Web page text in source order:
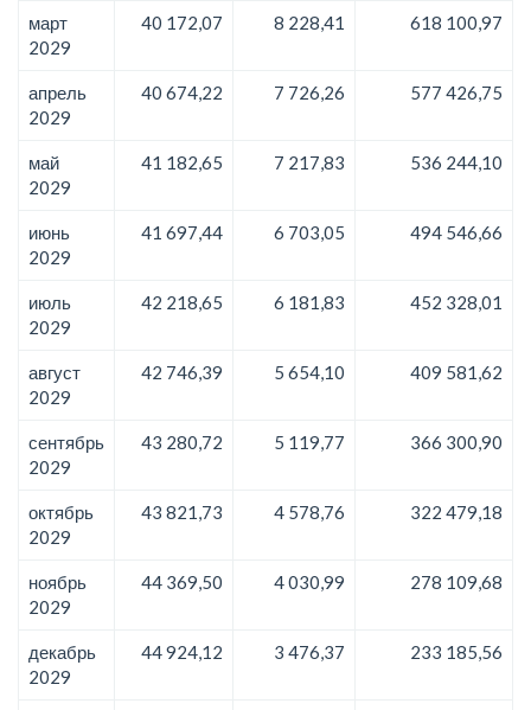
март
2029
40 172,07 8 228,41 618 100,97
апрель
2029
40 674,22 7 726,26 577 426,75
май
2029
41 182,65 7 217,83 536 244,10
июнь
2029
41 697,44 6 703,05 494 546,66
июль
2029
42 218,65 6 181,83 452 328,01
август
2029
42 746,39 5 654,10 409 581,62
сентябрь
2029
43 280,72 5 119,77 366 300,90
октябрь
2029
43 821,73 4 578,76 322 479,18
ноябрь
2029
44 369,50 4 030,99 278 109,68
декабрь
2029
44 924,12 3 476,37 233 185,56